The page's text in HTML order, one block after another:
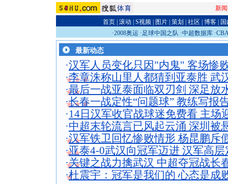
新闻
首页| 滚动 S视频| 图片| 策划 社区 博客|
国
·2008奥运 ·足球中国之队 ·中超数据库·
最新动态
·汉军人员变化只因"内鬼" 客场惨
★★★
·李章洙称山里人都猜到亚泰胜 武
★★
·最后一战亚泰面临双刃剑 深足放
★★★
·长春一战定性“问题球” 教练写报
·14日汉军收官战球迷免费看 主场
·中超末轮流言已风起云涌 深圳被
★★
·汉军铁卫回忆惨败情形 杨昆鹏斥
★★
·亚泰4-0武汉向冠军迈进 汉军高
★★
·关键之战力擒武汉 中超夺冠战长
★
·杜震宇：冠军是我们的 心态是成